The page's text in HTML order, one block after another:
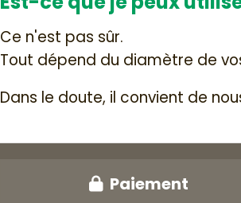
Ce n'est pas sûr.
Tout dépend du diamètre de
Dans le doute, il convient de
Paiement